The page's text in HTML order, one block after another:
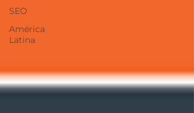
SEO
América
Latina